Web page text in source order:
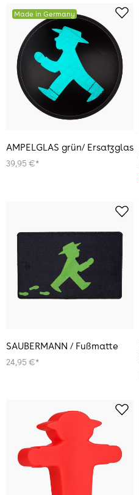
Made in Germany
AMPELGLAS grün/ Ersatzglas
39,95 €*
SAUBERMANN / Fußmatte
24,95 €*